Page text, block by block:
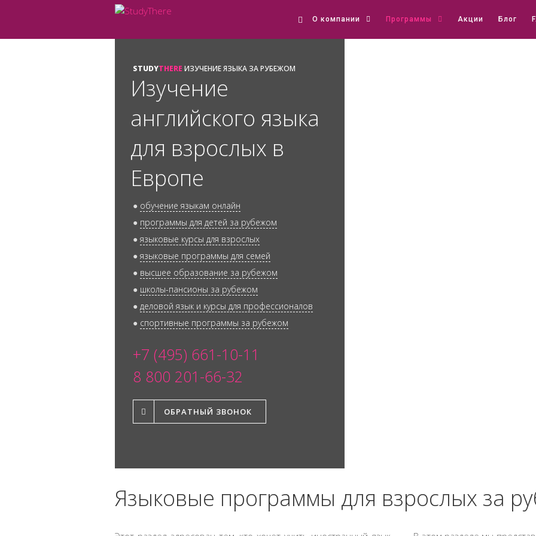
О компании Программы Акции Блог
STUDYTHERE ИЗУЧЕНИЕ ЯЗЫКА ЗА РУБЕЖОМ
Изучение
английского языка
для взрослых в
Европе
● обучение языкам онлайн
● программы для детей за рубежом
● языковые курсы для взрослых
● языковые программы для семей
● высшее образование за рубежом
● школы-пансионы за рубежом
● деловой язык и курсы для профессионалов
● спортивные программы за рубежом
+7 (495) 661-10-11
8 800 201-66-32
ОБРАТНЫЙ ЗВОНОК
Языковые программы для взрослых за